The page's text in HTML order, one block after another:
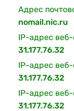
Адрес
nomail.nic.ru
IP-адрес
31.177.76.32
IP-адрес
31.177.76.32
IP-адрес
31.177.76.32